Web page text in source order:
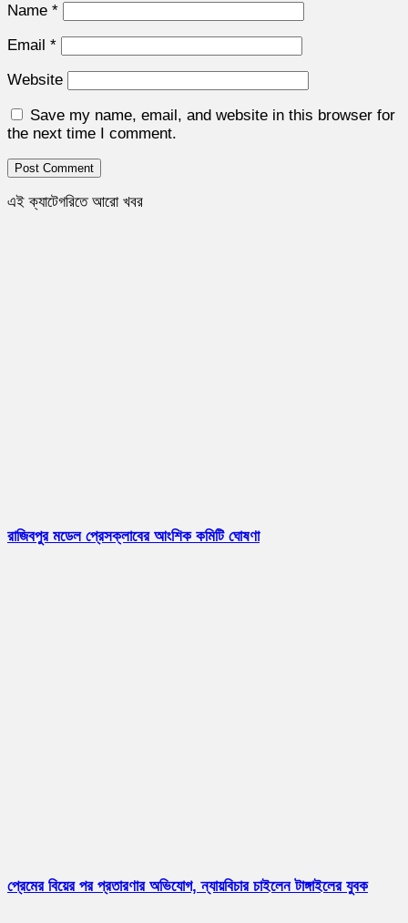
Name *
Email *
Website
Save my name, email, and website in this browser for
the next time I comment.
এই ক্যাটেগরিতে আরো খবর
রাজিবপুর মডেল প্রেসক্লাবের আংশিক কমিটি ঘোষণা
প্রেমের বিয়ের পর প্রতারণার অভিযোগ, ন্যায়বিচার চাইলেন টাঙ্গাইলের যুবক